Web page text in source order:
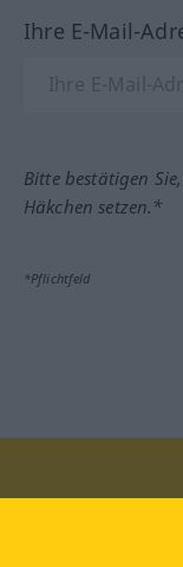
Ihre E-Mail-
Bitte bestätigen
Häkchen setzen.*
*Pflichtfeld